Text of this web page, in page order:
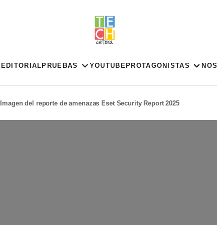
EDITORIAL PRUEBAS YOUTUBE PROTAGONISTAS
Imagen del reporte de amenazas Eset Security Report 2025